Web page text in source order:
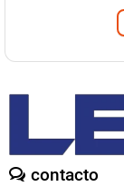
contacto